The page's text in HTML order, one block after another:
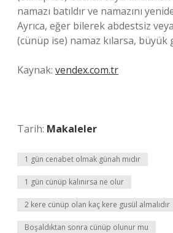
namazı batıldır ve namazını
Ayrıca, eğer bilerek abdestsiz
(cünüp ise) namaz kılarsa,
Kaynak: vendex.com.tr
Tarih: Makaleler
1 gün cenabet olmak günah mıdır
1 gün cünüp kalınırsa ne olur
2 kere cünüp olan kaç kere gusül almalıdır
Boşaldıktan sonra cünüp olunur mu